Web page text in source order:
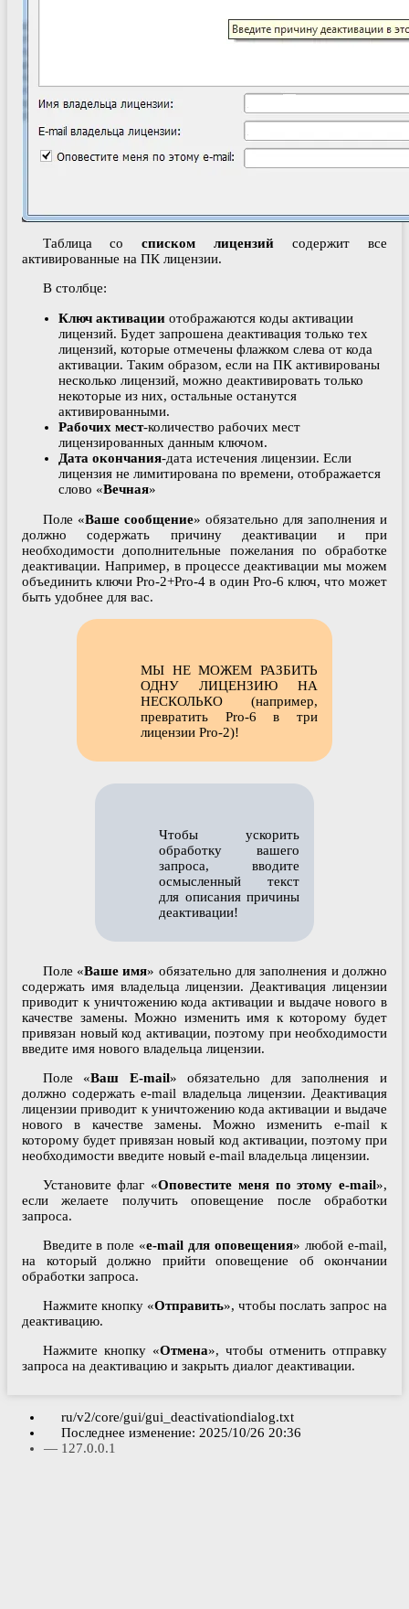
Таблица сосписком лицензий содержит все
активированные на ПК лицензии.
В столбце:
Ключ активации отображаются коды активации
лицензий. Будет запрошена деактивация только тех
лицензий, которые отмечены флажком слева от кода
активации. Таким образом, если на ПК активированы
несколько лицензий, можно деактивировать только
некоторые из них, остальные останутся
активированными.
Рабочих мест-количество рабочих мест
лицензированных данным ключом.
Дата окончания-дата истечения лицензии. Если
лицензия не лимитирована по времени, отображается
слово «Вечная»
Поле «Ваше сообщение» обязательно для заполнения и
должно содержать причину деактивации и при
необходимости дополнительные пожелания по обработке
деактивации. Например, в процессе деактивации мы можем
объединить ключи Pro-2+Pro-4 в один Pro-6 ключ, что может
быть удобнее для вас.
МЫ НЕ МОЖЕМ РАЗБИТЬ
ОДНУ ЛИЦЕНЗИЮ НА
НЕСКОЛЬКО (например,
превратить Pro-6 в три
лицензии Pro-2)!
Чтобы ускорить
обработку вашего
запроса, вводите
осмысленный текст
для описания причины
деактивации!
Поле «Ваше имя» обязательно для заполнения и должно
содержать имя владельца лицензии. Деактивация лицензии
приводит к уничтожению кода активации и выдаче нового в
качестве замены. Можно изменить имя к которому будет
привязан новый код активации, поэтому при необходимости
введите имя нового владельца лицензии.
Поле «Ваш E-mail» обязательно для заполнения и
должно содержать e-mail владельца лицензии. Деактивация
лицензии приводит к уничтожению кода активации и выдаче
нового в качестве замены. Можно изменить e-mail к
которому будет привязан новый код активации, поэтому при
необходимости введите новый e-mail владельца лицензии.
Установите флаг «Оповестите меня по этому e-mail»,
если желаете получить оповещение после обработки
запроса.
Введите в поле «e-mail для оповещения» любой e-mail,
на который должно прийти оповещение об окончании
обработки запроса.
Нажмите кнопку «Отправить», чтобы послать запрос на
деактивацию.
Нажмите кнопку «Отмена», чтобы отменить отправку
запроса на деактивацию и закрыть диалог деактивации.
ru/v2/core/gui/gui_deactivationdialog.txt
Последнее изменение: 2025/10/26 20:36
— 127.0.0.1